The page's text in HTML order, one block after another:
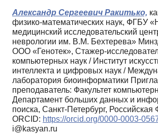
Александр Сергеевич Ракитько,
физико-математических наук, ФГБУ
медицинский исследовательский
неврологии им. В.М. Бехтерева»
ООО «Генотек», Стажер-
компьютерных наук / Институт
интеллекта и цифровых наук /
лаборатория биоинформатики
преподаватель: Факультет
Департамент больших данных и
поиска, Санкт-Петербург, Российская
ORCID: https://orcid.org/0000-0003-
i@kasyan.ru